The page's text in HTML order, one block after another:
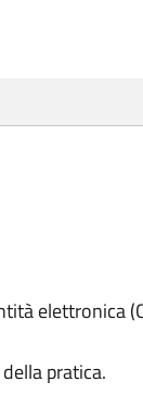
elettronica
pratica.